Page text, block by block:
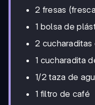
2 fresas
1 bolsa de
2
1 cucharadita
1/2 taza de
1 filtro de café